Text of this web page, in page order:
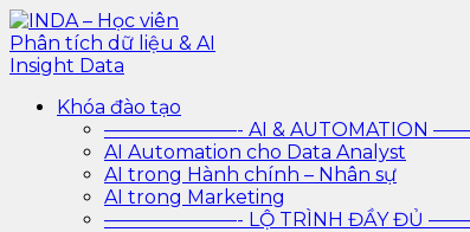
Skip
to
content
INDA – Học viên Phân tích dữ liệu & AI Insight
INDA – Học viện Đào tạo phân tích dữ liệu & AI
trình với AI
Khóa đào tạo
———————- AI & AUTOMATION
AI Automation cho Data Analyst
AI trong Hành chính – Nhân sự
AI trong Marketing
———————- LỘ TRÌNH ĐẦY ĐỦ